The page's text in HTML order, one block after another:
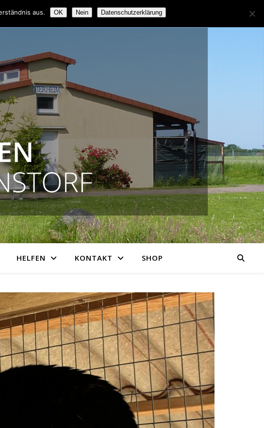
HELFEN KONTAKT SHOP
aus. OK Nein Datenschutzerklärung